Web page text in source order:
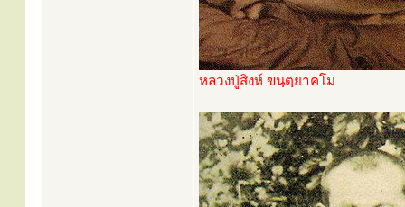
หลวงปู่สิงห์ ขนฺตฺยาคโม